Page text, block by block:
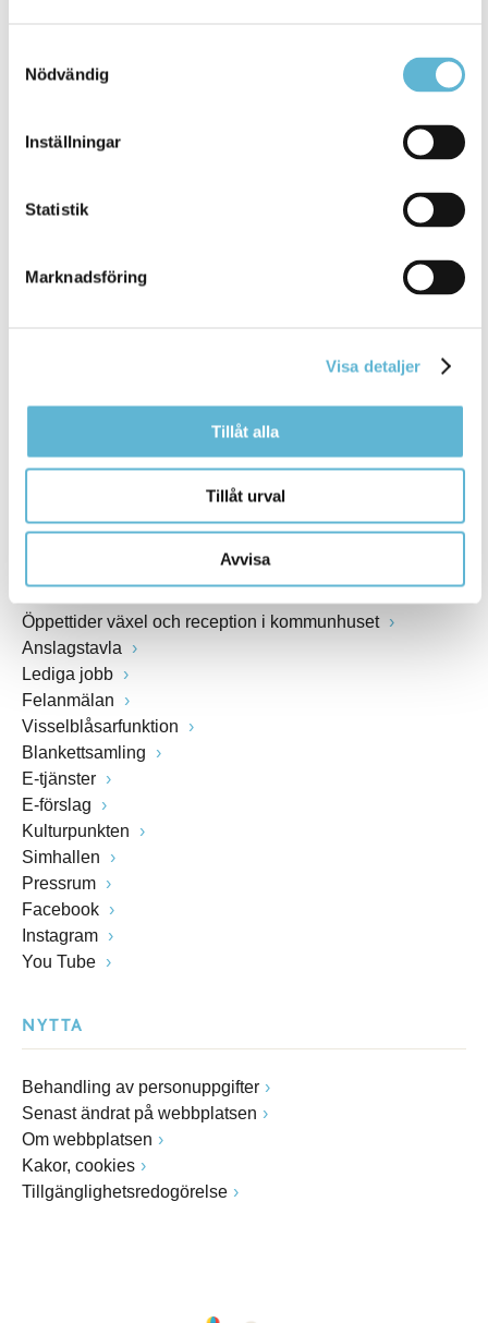
Nödvändig
Inställningar
Statistik
Marknadsföring
Visa detaljer
Tillåt alla
Tillåt urval
Avvisa
KONTAKT
Besöksadress
Box 18, 295 21 Bromölla
Fax: 0456-82 22 00
Öppettider växel och reception i kommunhuset
Anslagstavla
Lediga jobb
Felanmälan
Visselblåsarfunktion
Blankettsamling
E-tjänster
E-förslag
Kulturpunkten
Simhallen
Pressrum
Facebook
Instagram
You Tube
NYTTA
Behandling av personuppgifter
Senast ändrat på webbplatsen
Om webbplatsen
Kakor, cookies
Tillgänglighetsredogörelse